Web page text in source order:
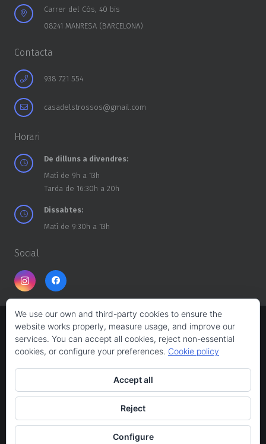
Carrer del Cós, 40 bis
08241 MANRESA (BARCELONA)
Contacta
938 721 554
casadelstrossos@gmail.com
Horari
De dilluns a divendres:
Matí de 9h a 13h
Tarda de 16:30h a 20h
Dissabtes:
Matí de 9:30h a 13h
Social
Copyright ©CASA DELS TROSSOS 2026
Avís legal
Necessites ajuda?
We use our own and third-party cookies to ensure the
website works properly, measure usage, and improve our
services. You can accept all cookies, reject non-essential
cookies, or configure your preferences. Cookie policy
Accept all
Reject
Configure